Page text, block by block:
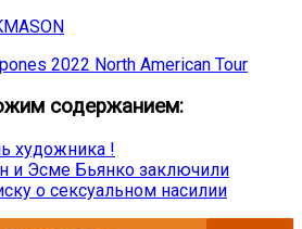
2022 North American Tour
содержанием:
художника !
и Эсме Бьянко заключили
о сексуальном насилии